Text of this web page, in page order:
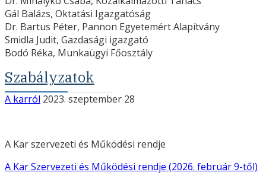
Gál Balázs, Oktatási Igazgatóság
Dr. Bartus Péter, Pannon Egyetemért Alapítvány
Smidla Judit, Gazdasági igazgató
Bodó Réka, Munkaügyi Főosztály
Szabályzatok
A karról 2023. szeptember 28
A Kar szervezeti és Működési rendje
A Kar Szervezeti és Működési rendje (2026. február 9-től)